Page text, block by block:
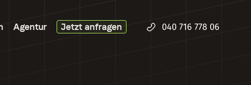
Agentur Jetzt anfragen 040 716 778 06